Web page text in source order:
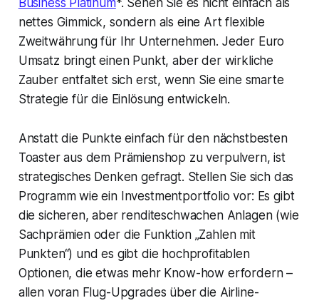
nettes Gimmick, sondern als eine Art flexible
Zweitwährung für Ihr Unternehmen. Jeder Euro
Umsatz bringt einen Punkt, aber der wirkliche
Zauber entfaltet sich erst, wenn Sie eine smarte
Strategie für die Einlösung entwickeln.
Anstatt die Punkte einfach für den nächstbesten
Toaster aus dem Prämienshop zu verpulvern, ist
strategisches Denken gefragt. Stellen Sie sich das
Programm wie ein Investmentportfolio vor: Es gibt
die sicheren, aber renditeschwachen Anlagen (wie
Sachprämien oder die Funktion „Zahlen mit
Punkten“) und es gibt die hochprofitablen
Optionen, die etwas mehr Know-how erfordern –
allen voran Flug-Upgrades über die Airline-